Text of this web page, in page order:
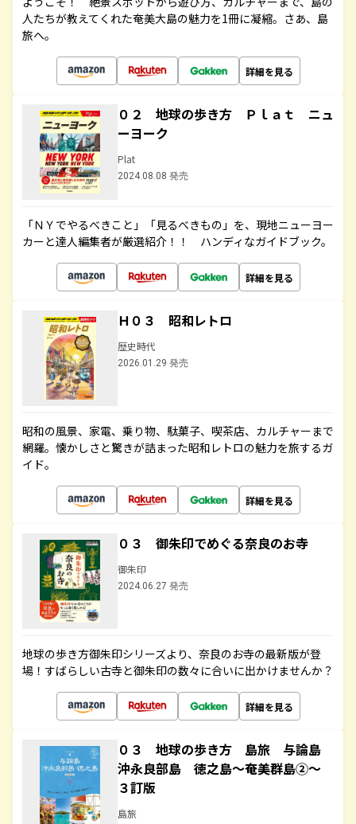
人たちが教えてくれた奄美大島の魅力を1冊に凝縮。さあ、島
旅へ。
詳細を見る
０２ 地球の歩き方 Ｐｌａｔ ニュ
ーヨーク
Plat
2024.08.08 発売
「ＮＹでやるべきこと」「見るべきもの」を、現地ニューヨー
カーと達人編集者が厳選紹介！！ ハンディなガイドブック。
詳細を見る
Ｈ０３ 昭和レトロ
歴史時代
2026.01.29 発売
昭和の風景、家電、乗り物、駄菓子、喫茶店、カルチャーまで
網羅。懐かしさと驚きが詰まった昭和レトロの魅力を旅するガ
イド。
詳細を見る
０３ 御朱印でめぐる奈良のお寺
御朱印
2024.06.27 発売
地球の歩き方御朱印シリーズより、奈良のお寺の最新版が登
場！すばらしい古寺と御朱印の数々に合いに出かけませんか？
詳細を見る
０３ 地球の歩き方 島旅 与論島
沖永良部島 徳之島～奄美群島②～
３訂版
島旅